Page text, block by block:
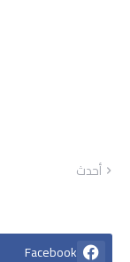
أحدث
Facebook